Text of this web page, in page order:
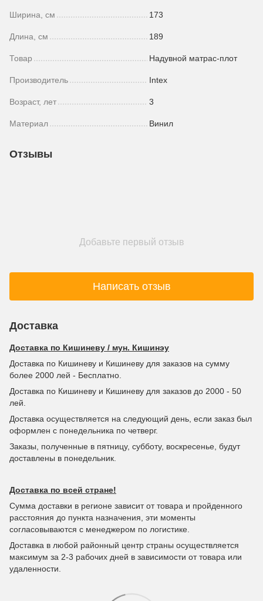
Ширина, см 173
Длина, см 189
Товар Надувной матрас-плот
Производитель Intex
Возраст, лет 3
Материал Винил
Отзывы
Добавьте первый отзыв
Написать отзыв
Доставка
Доставка по Кишиневу / мун. Кишинэу
Доставка по Кишиневу и Кишиневу для заказов на сумму
более 2000 лей - Бесплатно.
Доставка по Кишиневу и Кишиневу для заказов до 2000 - 50
лей.
Доставка осуществляется на следующий день, если заказ был
оформлен с понедельника по четверг.
Заказы, полученные в пятницу, субботу, воскресенье, будут
доставлены в понедельник.
Доставка по всей стране!
Сумма доставки в регионе зависит от товара и пройденного
расстояния до пункта назначения, эти моменты
согласовываются с менеджером по логистике.
Доставка в любой районный центр страны осуществляется
максимум за 2-3 рабочих дней в зависимости от товара или
удаленности.